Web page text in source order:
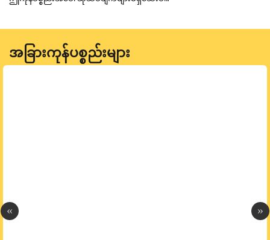
အခြားကုန်ပစ္စည်းများ